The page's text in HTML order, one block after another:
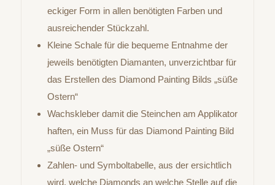
eckiger Form in allen benötigten Farben und
ausreichender Stückzahl.
Kleine Schale für die bequeme Entnahme der
jeweils benötigten Diamanten, unverzichtbar für
das Erstellen des Diamond Painting Bilds „süße
Ostern“
Wachskleber damit die Steinchen am Applikator
haften, ein Muss für das Diamond Painting Bild
„süße Ostern“
Zahlen- und Symboltabelle, aus der ersichtlich
wird, welche Diamonds an welche Stelle auf die